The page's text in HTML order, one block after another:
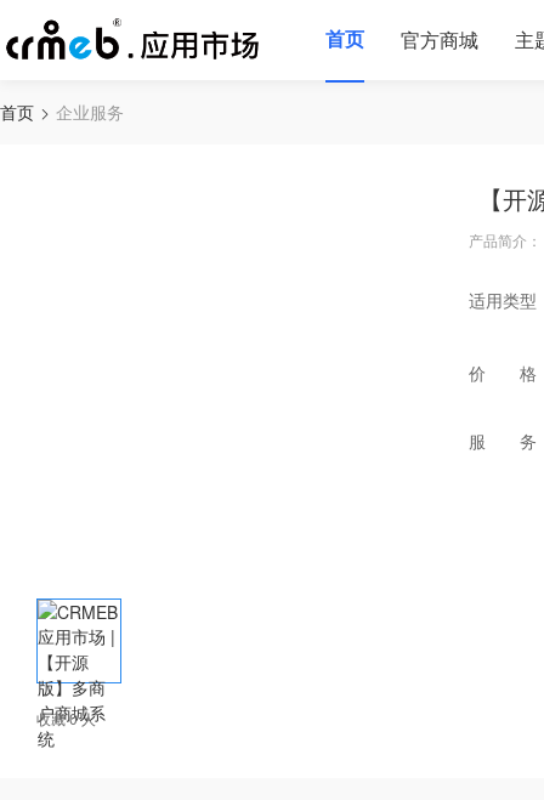
首页 官方商城 主
首页 企业服务
收藏 0 人
【
产品简介
适用类型
价 格
服 务